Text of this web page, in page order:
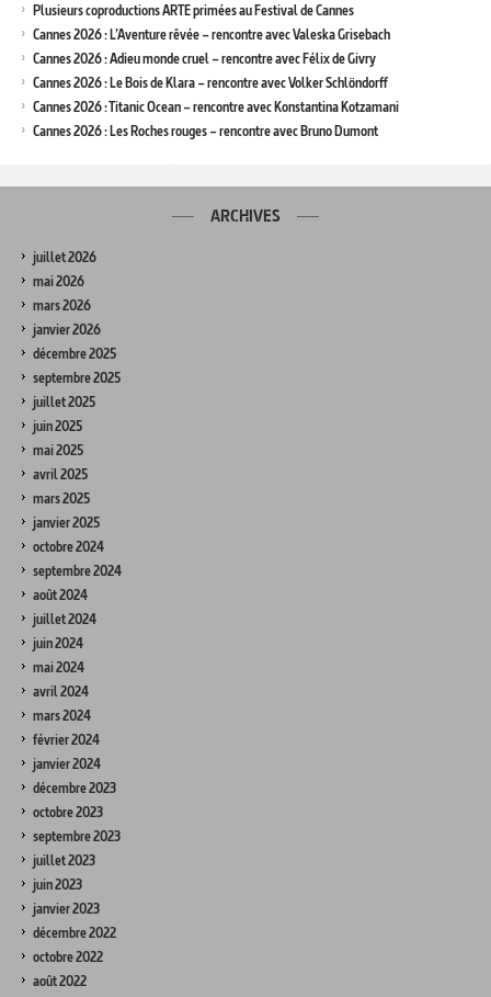
Plusieurs coproductions ARTE primées au Festival de Cannes
Cannes 2026 : L’Aventure rêvée – rencontre avec Valeska Grisebach
Cannes 2026 : Adieu monde cruel – rencontre avec Félix de Givry
Cannes 2026 : Le Bois de Klara – rencontre avec Volker Schlöndorff
Cannes 2026 : Titanic Ocean – rencontre avec Konstantina Kotzamani
Cannes 2026 : Les Roches rouges – rencontre avec Bruno Dumont
ARCHIVES
juillet 2026
mai 2026
mars 2026
janvier 2026
décembre 2025
septembre 2025
juillet 2025
juin 2025
mai 2025
avril 2025
mars 2025
janvier 2025
octobre 2024
septembre 2024
août 2024
juillet 2024
juin 2024
mai 2024
avril 2024
mars 2024
février 2024
janvier 2024
décembre 2023
octobre 2023
septembre 2023
juillet 2023
juin 2023
janvier 2023
décembre 2022
octobre 2022
août 2022